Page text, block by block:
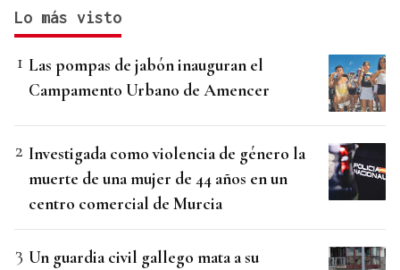
Lo más visto
Las pompas de jabón inauguran el
Campamento Urbano de Amencer
Investigada como violencia de género la
muerte de una mujer de 44 años en un
centro comercial de Murcia
Un guardia civil gallego mata a su